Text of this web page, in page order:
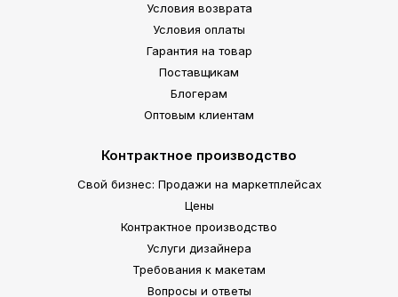
Условия возврата
Условия оплаты
Гарантия на товар
Поставщикам
Блогерам
Оптовым клиентам
Контрактное производство
Свой бизнес: Продажи на маркетплейсах
Цены
Контрактное производство
Услуги дизайнера
Требования к макетам
Вопросы и ответы